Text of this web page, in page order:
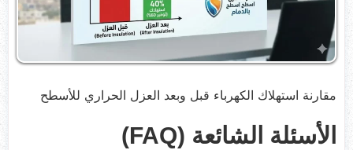
مقارنة استهلاك الكهرباء قبل وبعد العزل الحراري للأسطح
الأسئلة الشائعة (FAQ)